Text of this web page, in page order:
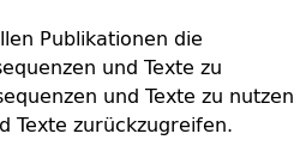
Publikationen die
und Texte zu
und Texte zu nutzen
Texte zurückzugreifen.